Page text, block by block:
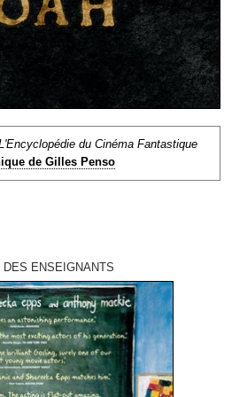
du Cinéma Fantastique
de Gilles Penso
DES ENSEIGNANTS